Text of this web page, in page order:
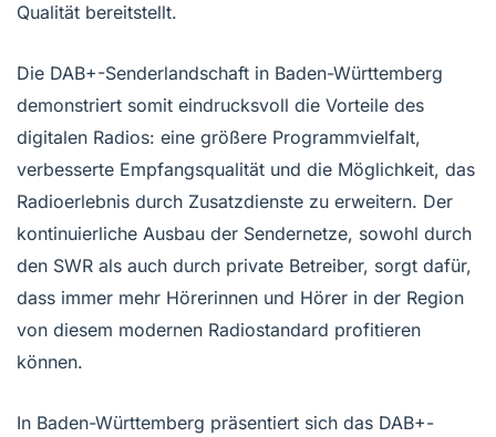
Qualität bereitstellt.
Die DAB+-Senderlandschaft in Baden-Württemberg
demonstriert somit eindrucksvoll die Vorteile des
digitalen Radios: eine größere Programmvielfalt,
verbesserte Empfangsqualität und die Möglichkeit, das
Radioerlebnis durch Zusatzdienste zu erweitern. Der
kontinuierliche Ausbau der Sendernetze, sowohl durch
den SWR als auch durch private Betreiber, sorgt dafür,
dass immer mehr Hörerinnen und Hörer in der Region
von diesem modernen Radiostandard profitieren
können.
In Baden-Württemberg präsentiert sich das DAB+-